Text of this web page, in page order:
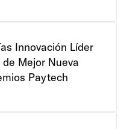
Innovación Líder
Mejor Nueva
Paytech